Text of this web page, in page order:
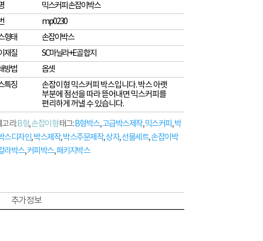
믹스커피 손잡이박스
mp0230
형태
손잡이박스
재질
SC마닐라+E골 합지
방법
옵셋
특징
손잡이형 믹스커피 박스입니다. 박스 아랫
부분에 점선을 따라 뜯어내면 믹스커피를
편리하게 꺼낼 수 있습니다.
리: B형,손잡이형태그: B형박스,고급박스제작,믹스커피,박
스디자인,박스제작,박스주문제작,상자,선물세트,손잡이박
라박스,커피박스,패키지박스
추가 정보